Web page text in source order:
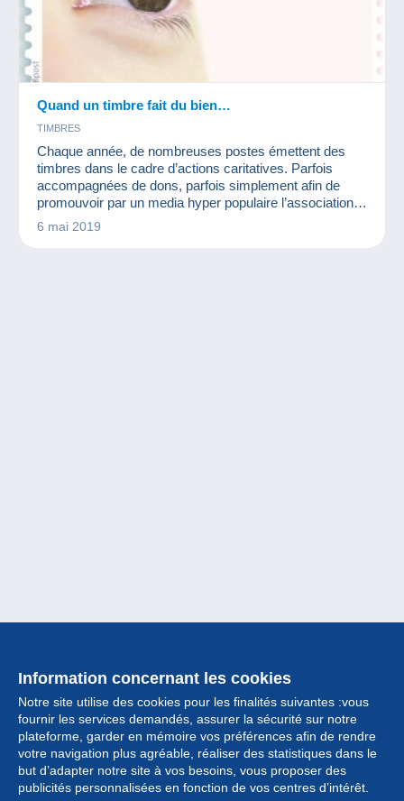
Quand un timbre fait du bien…
TIMBRES
Chaque année, de nombreuses postes émettent des
timbres dans le cadre d’actions caritatives. Parfois
accompagnées de dons, parfois simplement afin de
promouvoir par un media hyper populaire l’association
de leur choix, elles proposent des timbres originaux qui
6 mai 2019
Information concernant les cookies
Notre site utilise des cookies pour les finalités suivantes :vous
fournir les services demandés, assurer la sécurité sur notre
plateforme, garder en mémoire vos préférences afin de rendre
votre navigation plus agréable, réaliser des statistiques dans le
but d’adapter notre site à vos besoins, vous proposer des
publicités personnalisées en fonction de vos centres d’intérêt.
Collection